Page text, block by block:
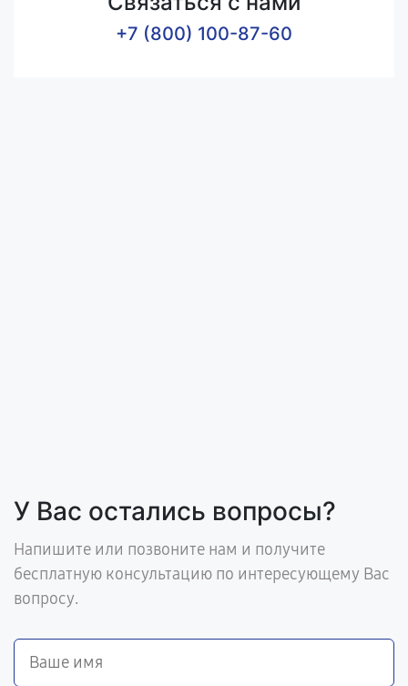
+7 (800) 100-87-60
У Вас остались вопросы?
Напишите или позвоните нам и получите
бесплатную консультацию по интересующему Вас
вопросу.